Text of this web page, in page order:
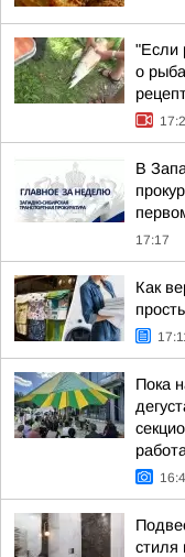
"Если
о
В
17:17
Как
Пока
работа
стиля